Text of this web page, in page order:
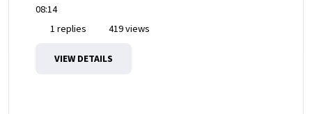
08:14
1 replies
419 views
VIEW DETAILS